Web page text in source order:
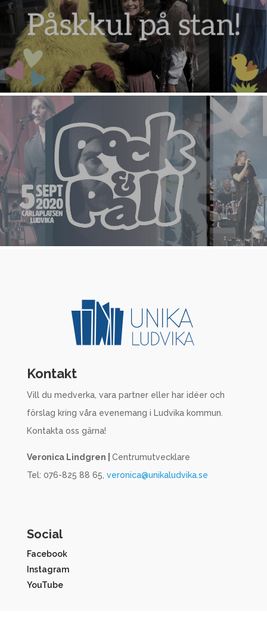
Kontakt
Vill du medverka, vara partner eller har idéer och
förslag kring våra evenemang i Ludvika kommun.
Kontakta oss gärna!
Veronica Lindgren | Centrumutvecklare
Tel: 076-825 88 65, veronica@unikaludvika.se
Social
Facebook
Instagram
YouTube